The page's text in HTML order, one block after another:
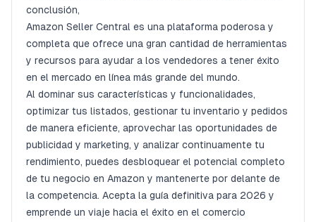
conclusión,
Amazon Seller Central es una plataforma poderosa y
completa que ofrece una gran cantidad de herramientas
y recursos para ayudar a los vendedores a tener éxito
en el mercado en línea más grande del mundo.
Al dominar sus características y funcionalidades,
optimizar tus listados, gestionar tu inventario y pedidos
de manera eficiente, aprovechar las oportunidades de
publicidad y marketing, y analizar continuamente tu
rendimiento, puedes desbloquear el potencial completo
de tu negocio en Amazon y mantenerte por delante de
la competencia. Acepta la guía definitiva para 2026 y
emprende un viaje hacia el éxito en el comercio